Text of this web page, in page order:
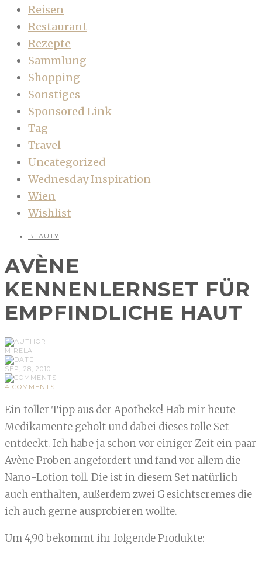
Reisen
Restaurant
Rezepte
Sammlung
Shopping
Sonstiges
Sponsored Link
Tag
Travel
Uncategorized
Wednesday Inspiration
Wien
Wishlist
BEAUTY
AVÈNE
KENNENLERNSET FÜR
EMPFINDLICHE HAUT
MIRELA
SEP, 28, 2010
4 COMMENTS
Ein toller Tipp aus der Apotheke! Hab mir heute
Medikamente geholt und dabei dieses tolle Set
entdeckt. Ich habe ja schon vor einiger Zeit ein paar
Avène Proben angefordert und fand vor allem die
Nano-Lotion toll. Die ist in diesem Set natürlich
auch enthalten, außerdem zwei Gesichtscremes die
ich auch gerne ausprobieren wollte.
Um 4,90 bekommt ihr folgende Produkte: